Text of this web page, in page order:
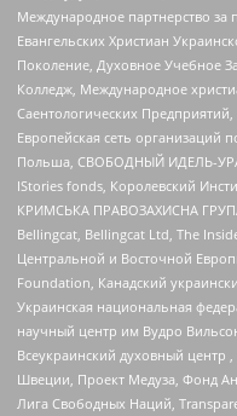
Международное партнерство за
Евангельских Христиан
Поколение, Духовное Учебное
Колледж, Международное
Саентологических
Европейская сеть организаций
Польша, СВОБОДНЫЙ ИДЕЛЬ-
IStories fonds, Королевский
КРИМСЬКА ПРАВОЗАХИСНА
Bellingcat, Bellingcat Ltd, The
Центральной и Восточной
Foundation, Канадский
Украинская национальная
научный центр им Вудро
Всеукраинский духовный центр
Швеции, Проект Медуза, Фонд
Лига Свободных Наций,